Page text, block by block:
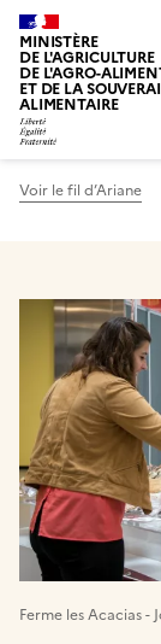
MINISTÈRE
DE L'AGRICULTURE
DE L'AGRO-
ET DE LA
ALIMENTAIRE
Voir le fil d’Ariane
Ferme les Acacias -